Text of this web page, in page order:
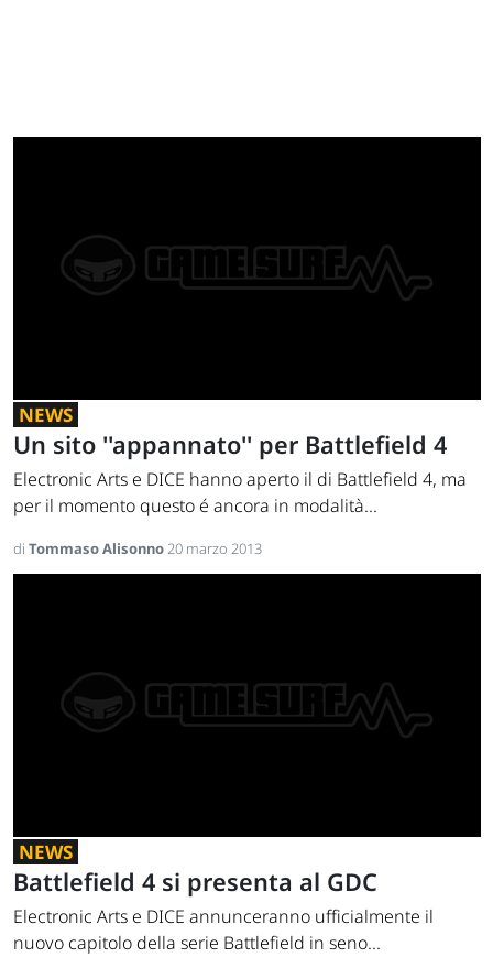
NEWS
Un sito ''appannato'' per Battlefield 4
Electronic Arts e DICE hanno aperto il di Battlefield 4, ma
per il momento questo é ancora in modalità...
di Tommaso Alisonno20 marzo 2013
NEWS
Battlefield 4 si presenta al GDC
Electronic Arts e DICE annunceranno ufficialmente il
nuovo capitolo della serie Battlefield in seno...